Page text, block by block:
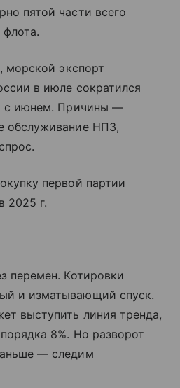
пятой части всего
морской экспорт
в июле сократился
с июнем. Причины —
обслуживание НПЗ,
первой партии
2025 г.
перемен. Котировки
и изматывающий спуск.
выступить линия тренда,
8%. Но разворот
— следим